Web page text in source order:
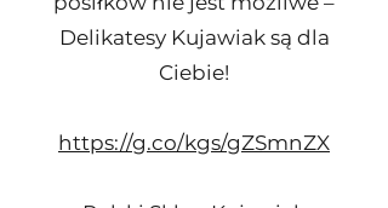
Delikatesy Kujawiak są dla
Ciebie!
https://g.co/kgs/gZSmnZX